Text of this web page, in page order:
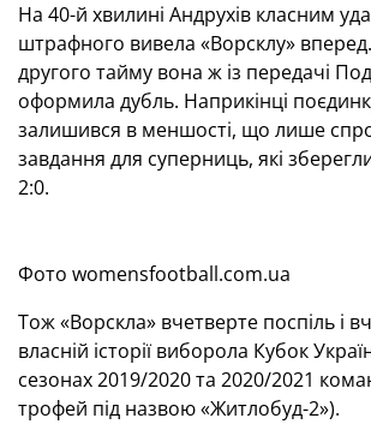
На 40-й хвилині Андрухів класним
штрафного вивела «Ворсклу»
другого тайму вона ж із передачі
оформила дубль. Наприкінці
залишився в меншості, що лише
завдання для суперниць, які
2:0.
Фото womensfootball.com.ua
Тож «Ворскла» вчетверте поспіль і
власній історії виборола Кубок
сезонах 2019/2020 та 2020/2021
трофей під назвою «Житлобуд-2»).